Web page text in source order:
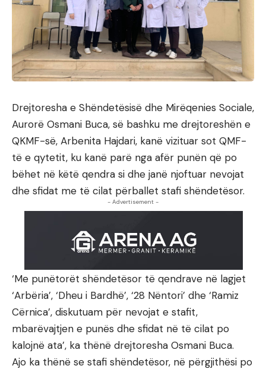
Drejtoresha e Shëndetësisë dhe Mirëqenies Sociale,
Aurorë Osmani Buca, së bashku me drejtoreshën e
QKMF-së, Arbenita Hajdari, kanë vizituar sot QMF-
të e qytetit, ku kanë parë nga afër punën që po
bëhet në këtë qendra si dhe janë njoftuar nevojat
dhe sfidat me të cilat përballet stafi shëndetësor.
- Advertisement -
‘Me punëtorët shëndetësor të qendrave në lagjet
‘Arbëria’, ‘Dheu i Bardhë’, ‘28 Nëntori’ dhe ‘Ramiz
Cërnica’, diskutuam për nevojat e stafit,
mbarëvajtjen e punës dhe sfidat në të cilat po
kalojnë ata’, ka thënë drejtoresha Osmani Buca.
Ajo ka thënë se stafi shëndetësor, në përgjithësi po